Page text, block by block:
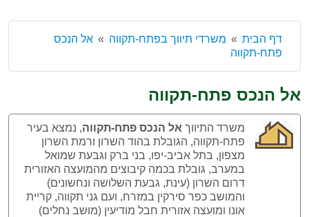
דף הבית משרדי תיווך בפתח-תקווה
אל הנכס
פתח-תקווה
אל הנכס פתח-תקווה
משרד התיווך אל הנכס פתח-תקווה, נמצא בעיר
פתח-תקווה, הגובלת בהוד השרון ורמת השרון
מצפון, בתל אביב-יפו, בני ברק וגבעת שמואל
במערב, גובלת בכמה קיבוצים מהמועצה האזורית
דרום השרון (עינת, גבעת השלושה ונחשונים)
והמושב כפר סירקין במזרח, ועם גני תקווה, קריית
אונו ומועצה אזורית חבל מודיעין (מושב נחלים)